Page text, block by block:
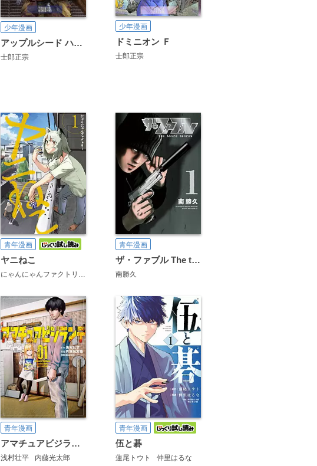
少年漫画
アップルシード ハイパーノート
士郎正宗
少年漫画
ドミニオン Ｆ
士郎正宗
青年漫画
ヤニねこ
にゃんにゃんファクトリー
青年漫画
ザ・ファブル The third secret
南勝久
青年漫画
アマチュアビジランテ
浅村壮平 内藤光太郎
青年漫画
伍と碁
蓮尾トウト 仲里はるな